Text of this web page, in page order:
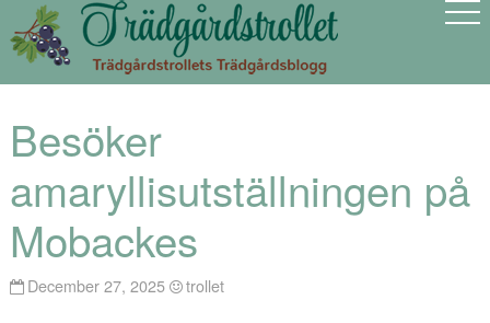
Besöker
amaryllisutställningen på
Mobackes
December 27, 2025 trollet